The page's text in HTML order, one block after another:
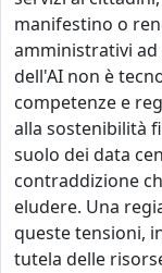
manifestino o
amministrativi ad
dell'AI non è
competenze e
alla sostenibilità
suolo dei data
contraddizione
eludere. Una
queste tensioni,
tutela delle